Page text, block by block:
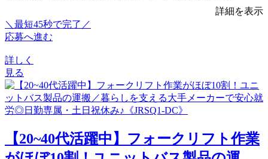
詳細を表示
＼最短45秒で完了／
応募へ進む
詳しく
見る
【20~40代活躍中】フォークリフト作業